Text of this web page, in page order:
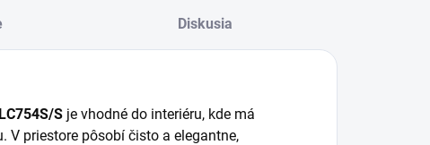
Diskusia
S je vhodné do interiéru, kde má
V priestore pôsobí čisto a elegantne,